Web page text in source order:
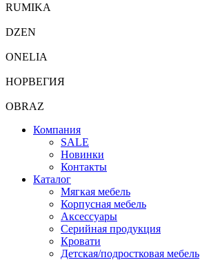
RUMIKA
DZEN
ONELIA
НОРВЕГИЯ
OBRAZ
Компания
SALE
Новинки
Контакты
Каталог
Мягкая мебель
Корпусная мебель
Аксессуары
Серийная продукция
Кровати
Детская/подростковая мебель